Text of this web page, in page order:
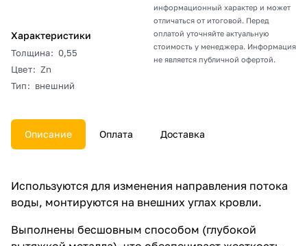
Характеристики
Толщина: 0,55
Цвет: Zn
Тип: внешний
информационный характер и может
отличаться от итоговой. Перед
оплатой уточняйте актуальную
стоимость у менеджера. Информация
не является публичной офертой.
Описание Оплата Доставка
Используются для изменения направления потока
воды, монтируются на внешних углах кровли.
Выполнены бесшовным способом (глубокой